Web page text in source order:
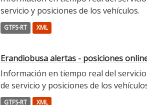
servicio y posiciones de los vehículos.
GTFS-RT XML
Erandiobusa alertas - posiciones
Información en tiempo real del
de servicio y posiciones de los
GTFS-RT XML